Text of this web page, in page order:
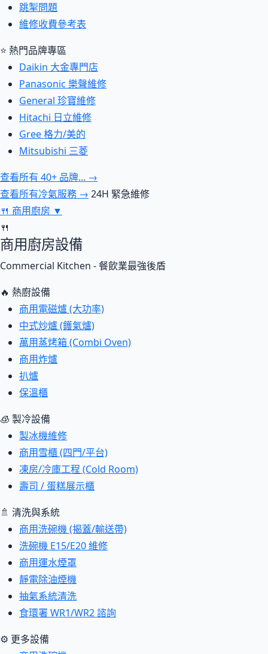
跳掣問題
維修收費參考表
⭐ 熱門品牌專區
Daikin 大金專門店
Panasonic 樂聲維修
General 珍寶維修
Hitachi 日立維修
Gree 格力/美的
Mitsubishi 三菱
查看所有 40+ 品牌... →
查看所有冷氣服務 → 24H 緊急維修
🍴 商用廚房 ▼
🍴
商用廚房設備
Commercial Kitchen - 餐飲業最強後盾
🔥 熱廚設備
商用電磁爐 (大功率)
中式炒爐 (鑊氣爐)
萬用蒸烤箱 (Combi Oven)
商用炸爐
扒爐
保溫櫃
🧊 製冷設備
製冰機維修
商用雪櫃 (四門/平台)
凍房/冷庫工程 (Cold Room)
壽司 / 蛋糕展示櫃
🚿 清洗與系統
商用洗碗機 (揭蓋/輸送帶)
洗碗機 E15/E20 維修
商用運水煙罩
靜電除油煙機
抽氣系統清洗
食環署 WR1/WR2 諮詢
⚙ 更多設備